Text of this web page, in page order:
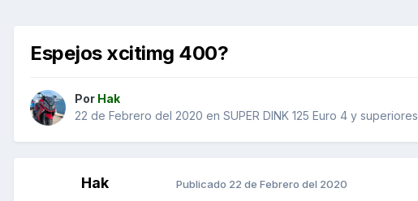
Espejos xcitimg 400?
Por Hak
22 de Febrero del 2020 en SUPER DINK 125 Euro 4 y superiores
Hak Publicado 22 de Febrero del 2020